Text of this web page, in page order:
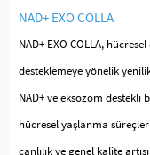
NAD+ EXO COLLA
NAD+ EXO COLLA,
desteklemeye yönelik
NAD+ ve eksozom destekli
hücresel yaşlanma
canlılık ve genel kalite